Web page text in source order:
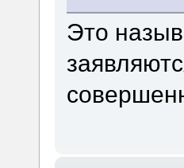
Это